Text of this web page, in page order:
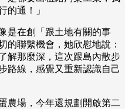
的通！」
是在創「跟土地有關的事
的聯繫機會，她欣慰地說：
解那麼深，這次跟島內散步
路線，感覺又重新認識自己
農場，今年還規劃開啟第二